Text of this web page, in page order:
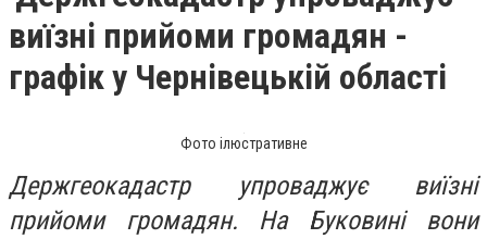
виїзні прийоми громадян -
графік у Чернівецькій області
Фото ілюстративне
Держгеокадастр упроваджує виїзні
прийоми громадян. На Буковині вони